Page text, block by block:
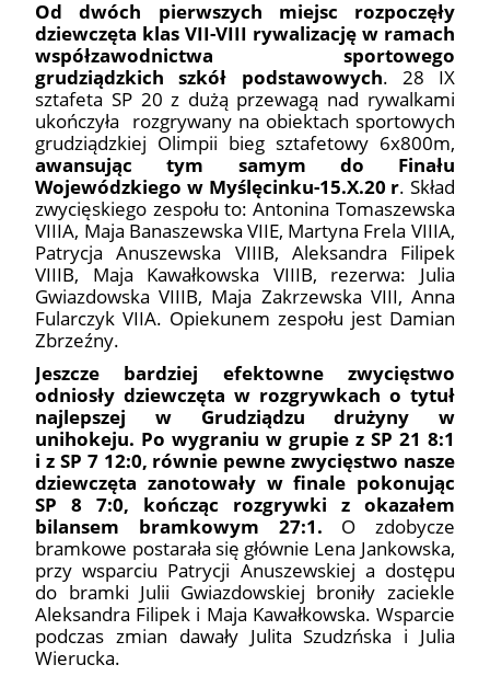
Od dwóch pierwszych miejsc rozpoczęły
dziewczęta klas VII-VIII rywalizację w ramach
współzawodnictwa sportowego
grudziądzkich szkół podstawowych. 28 IX
sztafeta SP 20 z dużą przewagą nad rywalkami
ukończyła rozgrywany na obiektach sportowych
grudziądzkiej Olimpii bieg sztafetowy 6x800m,
awansując tym samym do Finału
Wojewódzkiego w Myślęcinku-15.X.20 r. Skład
zwycięskiego zespołu to: Antonina Tomaszewska
VIIIA, Maja Banaszewska VIIE, Martyna Frela VIIIA,
Patrycja Anuszewska VIIIB, Aleksandra Filipek
VIIIB, Maja Kawałkowska VIIIB, rezerwa: Julia
Gwiazdowska VIIIB, Maja Zakrzewska VIII, Anna
Fularczyk VIIA. Opiekunem zespołu jest Damian
Zbrzeźny.
Jeszcze bardziej efektowne zwycięstwo
odniosły dziewczęta w rozgrywkach o tytuł
najlepszej w Grudziądzu drużyny w
unihokeju. Po wygraniu w grupie z SP 21 8:1
i z SP 7 12:0, równie pewne zwycięstwo nasze
dziewczęta zanotowały w finale pokonując
SP 8 7:0, kończąc rozgrywki z okazałem
bilansem bramkowym 27:1. O zdobycze
bramkowe postarała się głównie Lena Jankowska,
przy wsparciu Patrycji Anuszewskiej a dostępu
do bramki Julii Gwiazdowskiej broniły zaciekle
Aleksandra Filipek i Maja Kawałkowska. Wsparcie
podczas zmian dawały Julita Szudzńska i Julia
Wierucka.